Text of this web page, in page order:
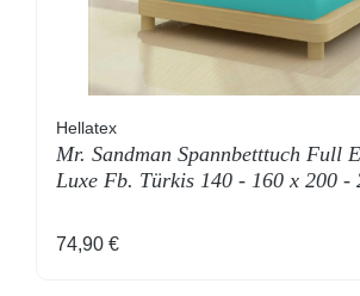
Hellatex
Mr. Sandman Spannbetttuch Full
Luxe Fb. Türkis 140 - 160 x 200 -
Regulärer Preis:
74,90 €